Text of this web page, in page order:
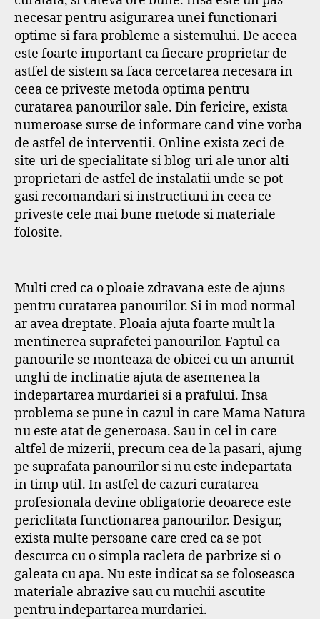
necesar pentru asigurarea unei functionari
optime si fara probleme a sistemului. De aceea
este foarte important ca fiecare proprietar de
astfel de sistem sa faca cercetarea necesara in
ceea ce priveste metoda optima pentru
curatarea panourilor sale. Din fericire, exista
numeroase surse de informare cand vine vorba
de astfel de interventii. Online exista zeci de
site-uri de specialitate si blog-uri ale unor alti
proprietari de astfel de instalatii unde se pot
gasi recomandari si instructiuni in ceea ce
priveste cele mai bune metode si materiale
folosite.
Multi cred ca o ploaie zdravana este de ajuns
pentru curatarea panourilor. Si in mod normal
ar avea dreptate. Ploaia ajuta foarte mult la
mentinerea suprafetei panourilor. Faptul ca
panourile se monteaza de obicei cu un anumit
unghi de inclinatie ajuta de asemenea la
indepartarea murdariei si a prafului. Insa
problema se pune in cazul in care Mama Natura
nu este atat de generoasa. Sau in cel in care
altfel de mizerii, precum cea de la pasari, ajung
pe suprafata panourilor si nu este indepartata
in timp util. In astfel de cazuri curatarea
profesionala devine obligatorie deoarece este
periclitata functionarea panourilor. Desigur,
exista multe persoane care cred ca se pot
descurca cu o simpla racleta de parbrize si o
galeata cu apa. Nu este indicat sa se foloseasca
materiale abrazive sau cu muchii ascutite
pentru indepartarea murdariei.